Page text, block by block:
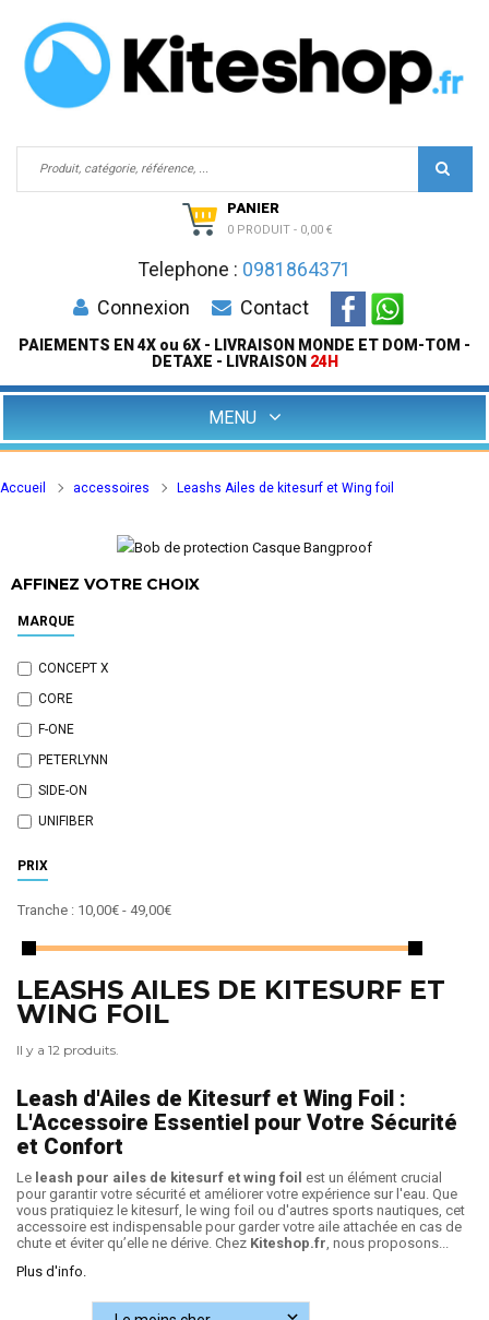
PANIER
0 PRODUIT - 0,00 €
Telephone : 0981864371
Connexion
Contact
PAIEMENTS EN 4X ou 6X - LIVRAISON MONDE ET DOM-TOM -
DETAXE - LIVRAISON 24H
MENU
Accueil accessoires Leashs Ailes de kitesurf et Wing foil
AFFINEZ VOTRE CHOIX
MARQUE
CONCEPT X
CORE
F-ONE
PETERLYNN
SIDE-ON
UNIFIBER
PRIX
Tranche : 10,00€ - 49,00€
LEASHS AILES DE KITESURF ET
WING FOIL
Il y a 12 produits.
Leash d'Ailes de Kitesurf et Wing Foil :
L'Accessoire Essentiel pour Votre Sécurité
et Confort
Le leash pour ailes de kitesurf et wing foil est un élément crucial
pour garantir votre sécurité et améliorer votre expérience sur l'eau. Que
vous pratiquiez le kitesurf, le wing foil ou d'autres sports nautiques, cet
accessoire est indispensable pour garder votre aile attachée en cas de
chute et éviter qu’elle ne dérive. Chez Kiteshop.fr, nous proposons...
Plus d'info.